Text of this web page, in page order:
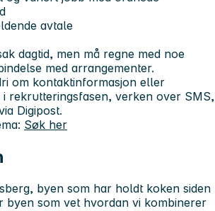
avtale
dagtid, men må regne med noe
med arrangementer.
om kontaktinformasjon eller
rekrutteringsfasen, verken over SMS,
Digipost.
Søk her
byen som har holdt koken siden
byen som vet hvordan vi kombinerer